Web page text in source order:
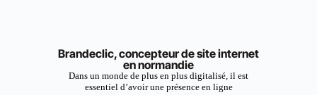
Brandeclic, concepteur de site internet
en normandie
Dans un monde de plus en plus digitalisé, il est
essentiel d’avoir une présence en ligne